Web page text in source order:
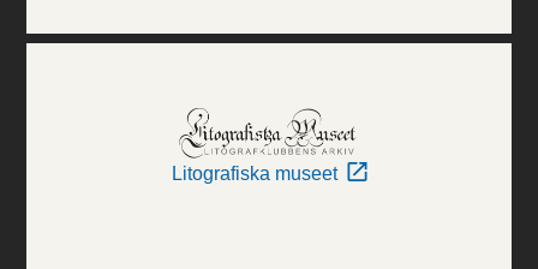
Litografiska museet